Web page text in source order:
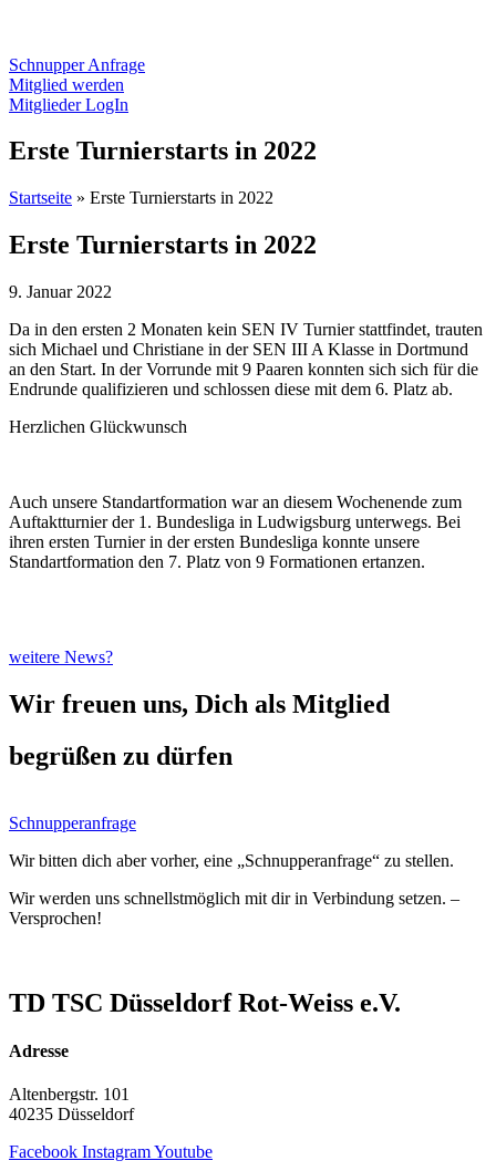
Schnupper Anfrage
Mitglied werden
Mitglieder LogIn
Erste Turnierstarts in 2022
Startseite » Erste Turnierstarts in 2022
Erste Turnierstarts in 2022
9. Januar 2022
Da in den ersten 2 Monaten kein SEN IV Turnier stattfindet, trauten
sich Michael und Christiane in der SEN III A Klasse in Dortmund
an den Start. In der Vorrunde mit 9 Paaren konnten sich sich für die
Endrunde qualifizieren und schlossen diese mit dem 6. Platz ab.
Herzlichen Glückwunsch
Auch unsere Standartformation war an diesem Wochenende zum
Auftaktturnier der 1. Bundesliga in Ludwigsburg unterwegs. Bei
ihren ersten Turnier in der ersten Bundesliga konnte unsere
Standartformation den 7. Platz von 9 Formationen ertanzen.
weitere News?
Wir freuen uns, Dich als Mitglied
begrüßen zu dürfen
Schnupperanfrage
Wir bitten dich aber vorher, eine „Schnupperanfrage“ zu stellen.
Wir werden uns schnellstmöglich mit dir in Verbindung setzen. –
Versprochen!
TD TSC Düsseldorf Rot-Weiss e.V.
Adresse
Altenbergstr. 101
40235 Düsseldorf
Facebook InstagramYoutube